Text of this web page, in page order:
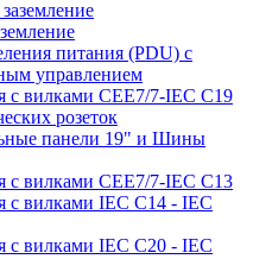
питания (PDU) с
управлением
с вилками CEE7/7-IEC C19
розеток
панели 19" и Шины
с вилками CEE7/7-IEC C13
с вилками IEC C14 - IEC
с вилками IEC C20 - IEC